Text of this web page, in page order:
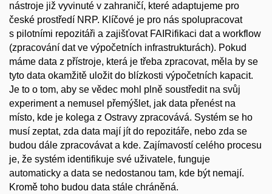
nástroje již vyvinuté v zahraničí, které adaptujeme pro
české prostředí NRP. Klíčové je pro nás spolupracovat
s pilotními repozitáři a zajišťovat FAIRifikaci dat a workflow
(zpracování dat ve výpočetních infrastrukturách). Pokud
máme data z přístroje, která je třeba zpracovat, měla by se
tyto data okamžitě uložit do blízkosti výpočetních kapacit.
Je to o tom, aby se vědec mohl plně soustředit na svůj
experiment a nemusel přemýšlet, jak data přenést na
místo, kde je kolega z Ostravy zpracovává. Systém se ho
musí zeptat, zda data mají jít do repozitáře, nebo zda se
budou dále zpracovávat a kde. Zajímavostí celého procesu
je, že systém identifikuje své uživatele, funguje
automaticky a data se nedostanou tam, kde být nemají.
Kromě toho budou data stále chráněná.